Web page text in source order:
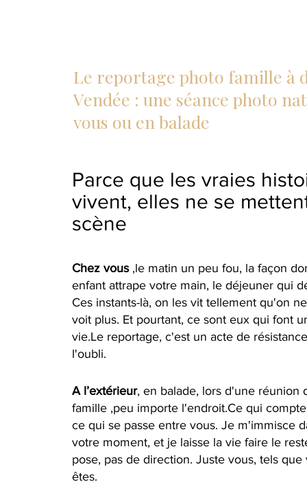
Le reportage photo famille à
Vendée : une séance photo
vous ou en balade
Parce que les vraies
vivent, elles ne se
scène
Chez vous ,le matin un peu fou, la façon
enfant attrape votre main, le déjeuner qui
Ces instants-là, on les vit tellement qu'on
voit plus. Et pourtant, ce sont eux qui font
vie.Le reportage, c'est un acte de
l'oubli.
A l’extérieur, en balade, lors d'une réunion
famille ,peu importe l'endroit.Ce qui
ce qui se passe entre vous. Je m'immisce
votre moment, et je laisse la vie faire le
pose, pas de direction. Juste vous, tels que
êtes.